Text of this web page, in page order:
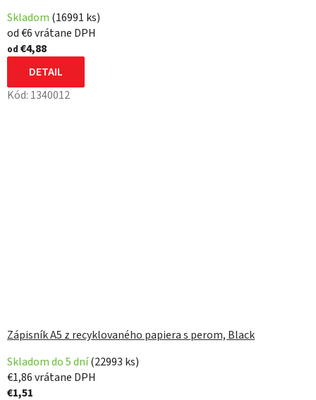
Skladom (16991 ks)
od €6 vrátane DPH
od €4,88
DETAIL
Kód: 1340012
Zápisník A5 z recyklovaného papiera s perom, Black
Skladom do 5 dní(22993 ks)
€1,86 vrátane DPH
€1,51